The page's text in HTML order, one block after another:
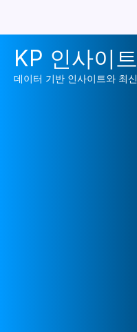
KP 인사이
데이터 기반 인사이트와 최